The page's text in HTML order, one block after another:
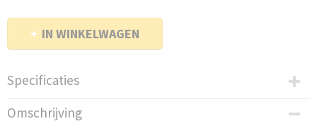
IN WINKELWAGEN
Specificaties
EAN code
3308815074085
Omschrijving